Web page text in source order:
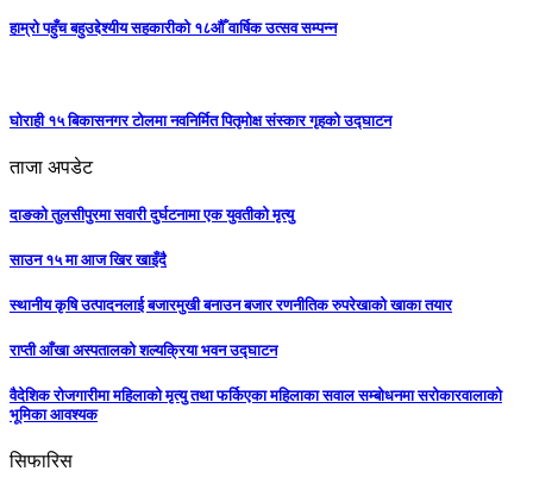
हाम्रो पहुँच बहुउद्देश्यीय सहकारीको १८औँ वार्षिक उत्सव सम्पन्न
घोराही १५ बिकासनगर टोलमा नवनिर्मित पितृमोक्ष संस्कार गृहको उद्घाटन
ताजा अपडेट
दाङको तुलसीपुरमा सवारी दुर्घटनामा एक युवतीको मृत्यु
साउन १५ मा आज खिर खाइँदै
स्थानीय कृषि उत्पादनलाई बजारमुखी बनाउन बजार रणनीतिक रुपरेखाको खाका तयार
राप्ती आँखा अस्पतालको शल्यक्रिया भवन उद्घाटन
वैदेशिक रोजगारीमा महिलाको मृत्यु तथा फर्किएका महिलाका सवाल सम्बोधनमा सरोकारवालाको
भूमिका आवश्यक
सिफारिस